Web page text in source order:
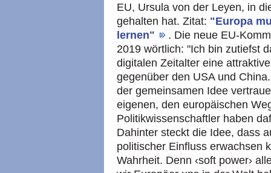
EU, Ursula von der Leyen, in
gehalten hat. Zitat: "Europa
lernen"
. Die neue EU-
2019 wörtlich: "Ich bin zutiefst
digitalen Zeitalter eine
gegenüber den USA und
der gemeinsamen Idee
eigenen, den europäischen
Politikwissenschaftler haben
Dahinter steckt die Idee, dass
politischer Einfluss erwachsen
Wahrheit. Denn ‹soft power›